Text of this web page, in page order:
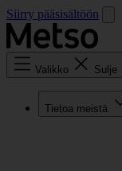
Siirry pääsisältöön
Valikko Sulje
Tietoa meistä